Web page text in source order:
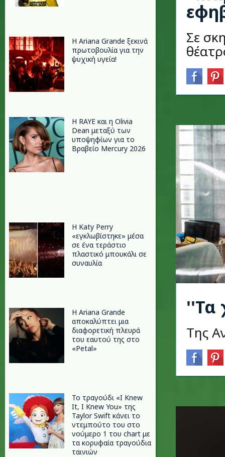
Η Ariana Grande ξεκινά
πρωτοβουλία για την
ψυχική υγεία!
Η RAYE και η Olivia
Dean μεταξύ των
υποψηφίων για το
Βραβείο Mercury 2026
H Katy Perry
«εγκλωβίστηκε» μέσα
σε ένα τεράστιο
πλαστικό μπουκάλι σε
συναυλία
Η Ariana Grande
αποκαλύπτει μια
διαφορετική πλευρά
του εαυτού της στο
«Petal»
Το τραγούδι «I Knew
It, I Knew You» της
Taylor Swift κάνει το
ντεμπούτο του στο
νούμερο 1 του chart με
τα κορυφαία τραγούδια
ταινιών
Σε
''Τα
Της